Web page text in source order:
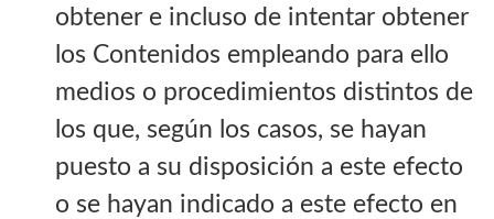
obtener e incluso de intentar obtener
los Contenidos empleando para ello
medios o procedimientos distintos de
los que, según los casos, se hayan
puesto a su disposición a este efecto
o se hayan indicado a este efecto en